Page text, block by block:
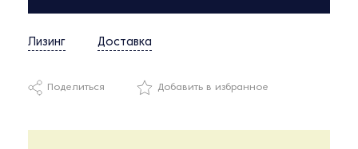
Лизинг Доставка
Поделиться Добавить в избранное